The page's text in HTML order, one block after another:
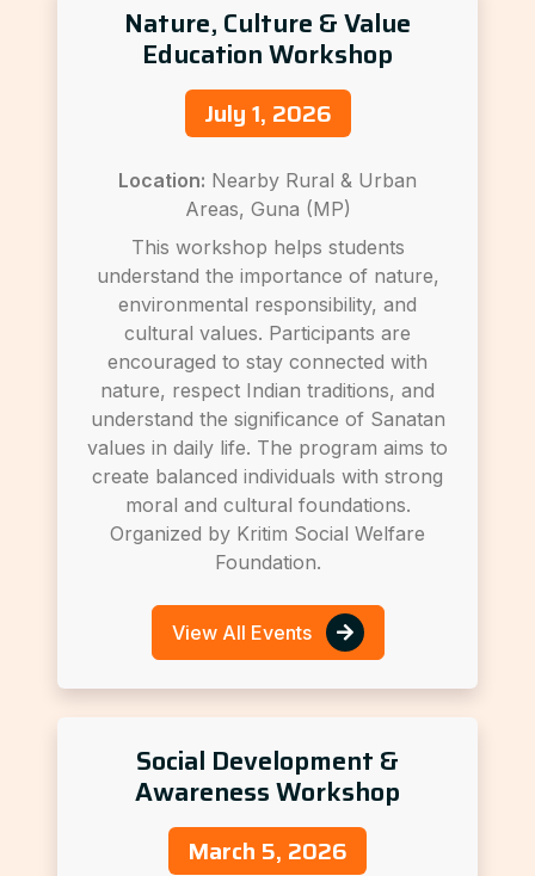
Nature, Culture & Value
Education Workshop
July 1, 2026
Location: Nearby Rural & Urban
Areas, Guna (MP)
This workshop helps students
understand the importance of nature,
environmental responsibility, and
cultural values. Participants are
encouraged to stay connected with
nature, respect Indian traditions, and
understand the significance of Sanatan
values in daily life. The program aims to
create balanced individuals with strong
moral and cultural foundations.
Organized by Kritim Social Welfare
Foundation.
View All Events
Social Development &
Awareness Workshop
March 5, 2026